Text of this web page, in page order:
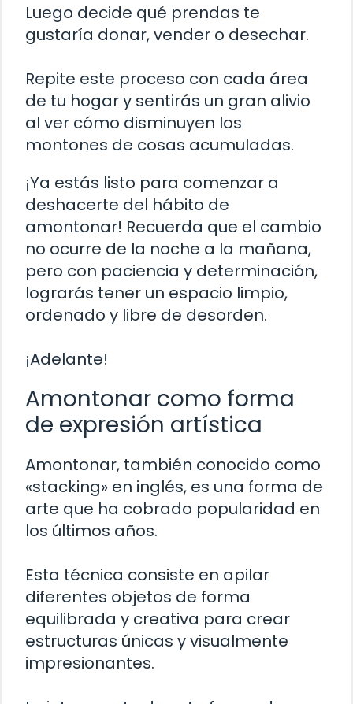
Luego decide qué prendas te
gustaría donar, vender o desechar.
Repite este proceso con cada área
de tu hogar y sentirás un gran alivio
al ver cómo disminuyen los
montones de cosas acumuladas.
¡Ya estás listo para comenzar a
deshacerte del hábito de
amontonar! Recuerda que el cambio
no ocurre de la noche a la mañana,
pero con paciencia y determinación,
lograrás tener un espacio limpio,
ordenado y libre de desorden.
¡Adelante!
Amontonar como forma
de expresión artística
Amontonar, también conocido como
«stacking» en inglés, es una forma de
arte que ha cobrado popularidad en
los últimos años.
Esta técnica consiste en apilar
diferentes objetos de forma
equilibrada y creativa para crear
estructuras únicas y visualmente
impresionantes.